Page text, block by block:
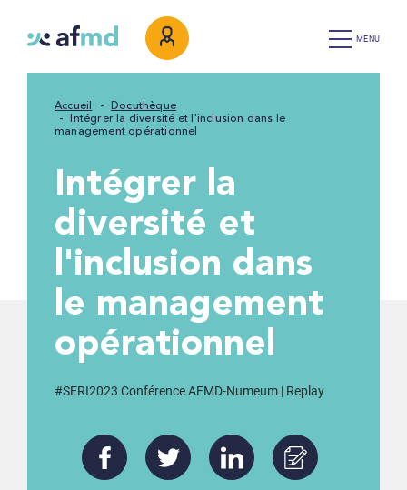
MENU
Accueil
Docuthèque
Intégrer la diversité et l'inclusion dans le
management opérationnel
Intégrer la
diversité et
l'inclusion dans
le management
opérationnel
#SERI2023 Conférence AFMD-Numeum | Replay